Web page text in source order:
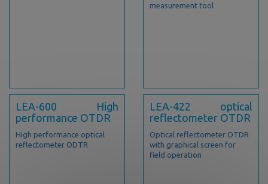
measurement tool
LEA-600 High
performance OTDR
High performance optical
reflectometer ODTR
LEA-422 optical
reflectometer OTDR
Optical reflectometer OTDR
with graphical screen for
field operation